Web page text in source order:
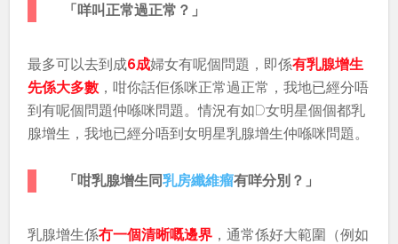
「咩叫正常過正常？」
最多可以去到成6成婦女有呢個問題，即係有乳腺增生
先係大多數 ，咁你話佢係咪正常過正常，我地已經分唔
到有呢個問題仲喺咪問題。情況有如D女明星個個都乳
腺增生，我地已經分唔到女明星乳腺增生仲喺咪問題。
「咁乳腺增生同乳房纖維瘤有咩分別？」
乳腺增生係冇一個清晰嘅邊界 ，通常係好大範圍（例如